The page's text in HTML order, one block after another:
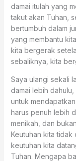
damai itulah yang
takut akan Tuhan,
bertumbuh dalam
yang membantu
kita bergerak
sebaliknya, kita
Saya ulangi sekali
damai lebih
untuk
harus penuh lebih
menikah, dan
Keutuhan kita tidak
keutuhan kita
Tuhan. Mengapa